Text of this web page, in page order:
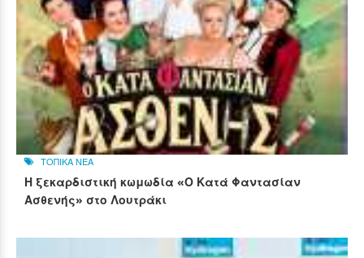
ΤΟΠΙΚΑ ΝΕΑ
Η ξεκαρδιστική κωμωδία «Ο Κατά Φαντασίαν
Ασθενής» στο Λουτράκι